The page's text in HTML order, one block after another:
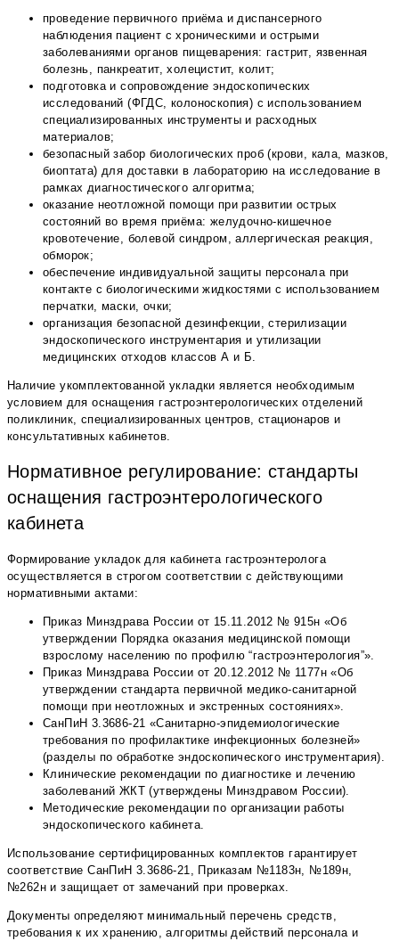
проведение первичного приёма и диспансерного
наблюдения пациент с хроническими и острыми
заболеваниями органов пищеварения: гастрит, язвенная
болезнь, панкреатит, холецистит, колит;
подготовка и сопровождение эндоскопических
исследований (ФГДС, колоноскопия) с использованием
специализированных инструменты и расходных
материалов;
безопасный забор биологических проб (крови, кала, мазков,
биоптата) для доставки в лабораторию на исследование в
рамках диагностического алгоритма;
оказание неотложной помощи при развитии острых
состояний во время приёма: желудочно-кишечное
кровотечение, болевой синдром, аллергическая реакция,
обморок;
обеспечение индивидуальной защиты персонала при
контакте с биологическими жидкостями с использованием
перчатки, маски, очки;
организация безопасной дезинфекции, стерилизации
эндоскопического инструментария и утилизации
медицинских отходов классов А и Б.
Наличие укомплектованной укладки является необходимым
условием для оснащения гастроэнтерологических отделений
поликлиник, специализированных центров, стационаров и
консультативных кабинетов.
Нормативное регулирование: стандарты
оснащения гастроэнтерологического
кабинета
Формирование укладок для кабинета гастроэнтеролога
осуществляется в строгом соответствии с действующими
нормативными актами:
Приказ Минздрава России от 15.11.2012 № 915н «Об
утверждении Порядка оказания медицинской помощи
взрослому населению по профилю “гастроэнтерология”».
Приказ Минздрава России от 20.12.2012 № 1177н «Об
утверждении стандарта первичной медико-санитарной
помощи при неотложных и экстренных состояниях».
СанПиН 3.3686-21 «Санитарно-эпидемиологические
требования по профилактике инфекционных болезней»
(разделы по обработке эндоскопического инструментария).
Клинические рекомендации по диагностике и лечению
заболеваний ЖКТ (утверждены Минздравом России).
Методические рекомендации по организации работы
эндоскопического кабинета.
Использование сертифицированных комплектов гарантирует
соответствие СанПиН 3.3686-21, Приказам №1183н, №189н,
№262н и защищает от замечаний при проверках.
Документы определяют минимальный перечень средств,
требования к их хранению, алгоритмы действий персонала и